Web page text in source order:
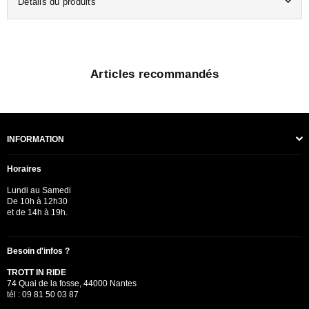
Articles recommandés
INFORMATION
Horaires
Lundi au Samedi
De 10h à 12h30
et de 14h à 19h.
Besoin d'infos ?
TROTT IN RIDE
74 Quai de la fosse, 44000 Nantes
tél : 09 81 50 03 87